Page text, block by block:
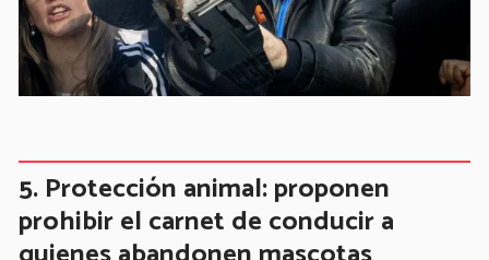
Protección animal: proponen
prohibir el carnet de conducir a